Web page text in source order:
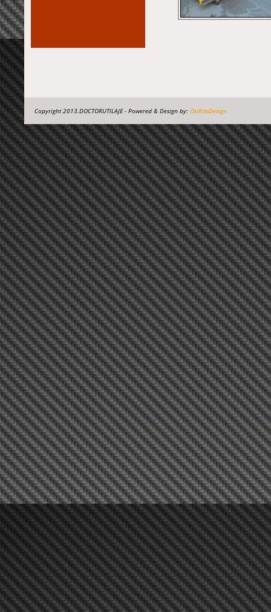
Copyright 2013.DOCTORUTILAJE - Powered & Design by: OsiRissDesign